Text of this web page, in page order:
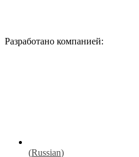
Разработано компанией:
(Russian)